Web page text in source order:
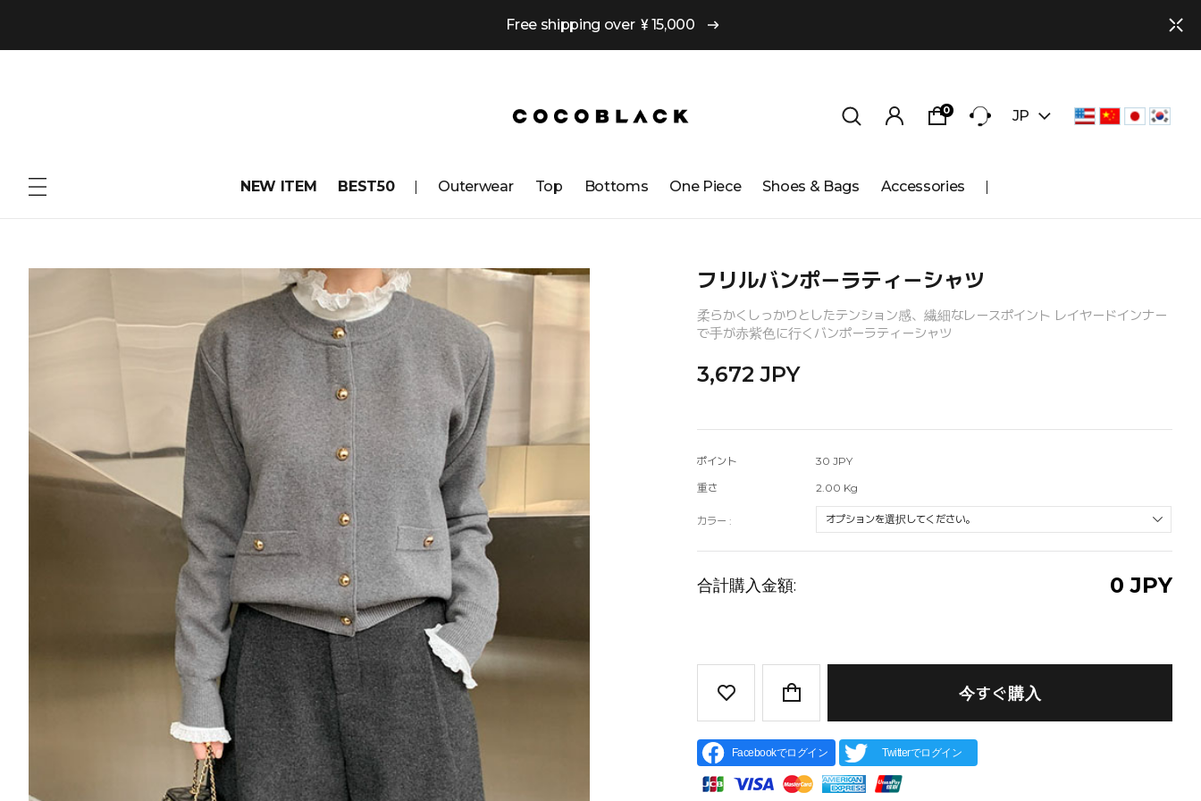
Free shipping over ￥15,000
0 JP
NEW ITEM BEST50 Outerwear Top Bottoms One ​​Piece Shoes & Bags Accessories
フリルバンポーラティーシャツ
柔らかくしっかりとしたテンション感、繊細なレースポイント レイヤードインナー
で手が赤紫色に行くバンポーラティーシャツ
3,672 JPY
ポイント
30 JPY
重さ
2.00 Kg
カラー :
合計購入金額: 0 JPY
今すぐ購入
Facebookでログイン Twitterでログイン